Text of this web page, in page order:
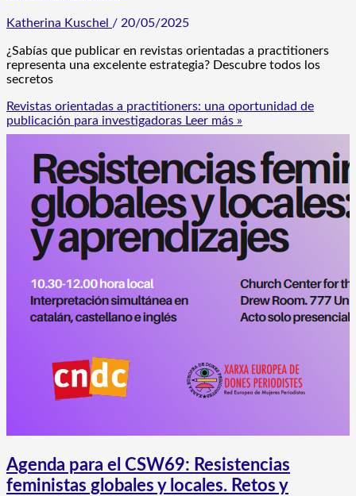
Katherina Kuschel / 20/05/2025
¿Sabías que publicar en revistas orientadas a practitioners
representa una excelente estrategia? Descubre todos los
secretos
Revistas orientadas a practitioners: una oportunidad de
publicación para investigadoras Leer más »
Agenda para el CSW69: Resistencias
feministas globales y locales. Retos y